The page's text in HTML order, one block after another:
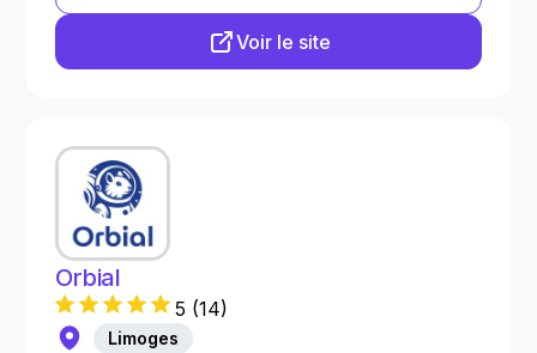
Voir le site
Orbial
5 (14)
Limoges